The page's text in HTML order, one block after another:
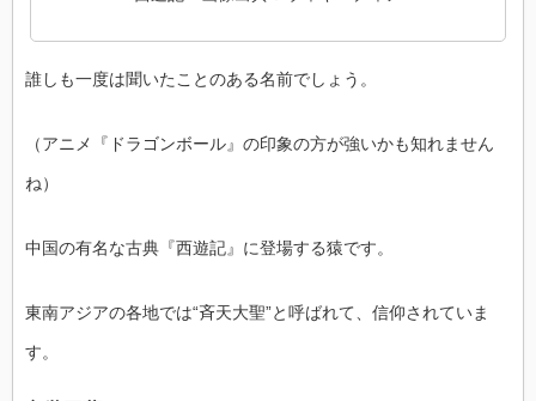
誰しも一度は聞いたことのある名前でしょう。
（アニメ『ドラゴンボール』の印象の方が強いかも知れません
ね）
中国の有名な古典『西遊記』に登場する猿です。
東南アジアの各地では“斉天大聖”と呼ばれて、信仰されていま
す。